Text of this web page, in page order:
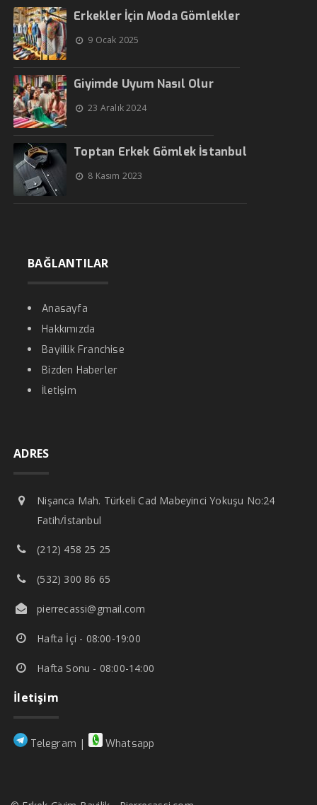
Erkekler İçin Moda Gömlekler
9 Ocak 2025
Giyimde Uyum Nasıl Olur
23 Aralık 2024
Toptan Erkek Gömlek İstanbul
8 Kasım 2023
BAĞLANTILAR
Anasayfa
Hakkımızda
Bayiilik Franchise
Bizden Haberler
İletişim
ADRES
Nişanca Mah. Türkeli Cad Mabeyinci Yokuşu No:24
Fatih/İstanbul
(212) 458 25 25
(532) 300 86 65
pierrecassi@gmail.com
Hafta İçi - 08:00-19:00
Hafta Sonu - 08:00-14:00
İletişim
Telegram | Whatsapp